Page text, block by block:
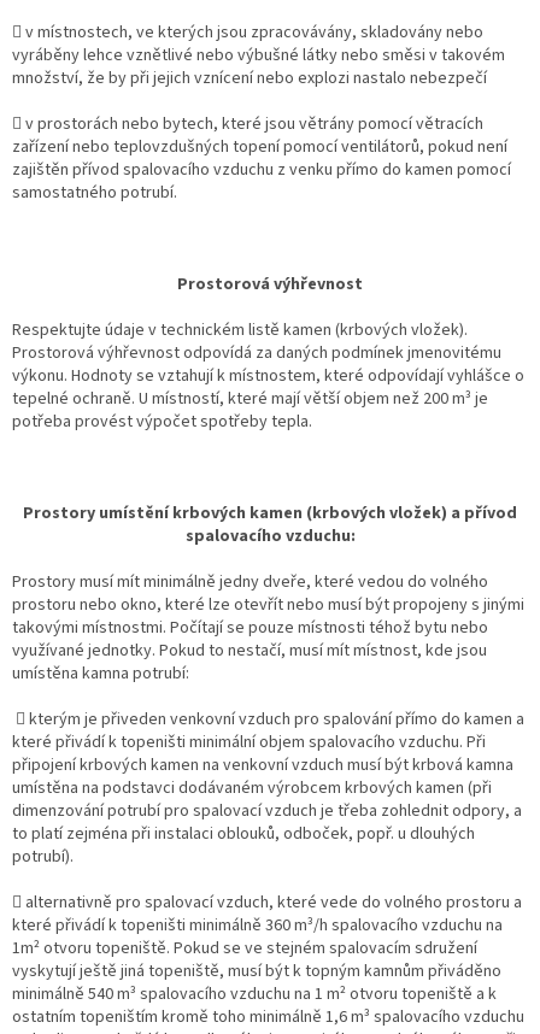
 v místnostech, ve kterých jsou zpracovávány, skladovány nebo
vyráběny lehce vznětlivé nebo výbušné látky nebo směsi v takovém
množství, že by při jejich vznícení nebo explozi nastalo nebezpečí
 v prostorách nebo bytech, které jsou větrány pomocí větracích
zařízení nebo teplovzdušných topení pomocí ventilátorů, pokud není
zajištěn přívod spalovacího vzduchu z venku přímo do kamen pomocí
samostatného potrubí.
Prostorová výhřevnost
Respektujte údaje v technickém listě kamen (krbových vložek).
Prostorová výhřevnost odpovídá za daných podmínek jmenovitému
výkonu. Hodnoty se vztahují k místnostem, které odpovídají vyhlášce o
tepelné ochraně. U místností, které mají větší objem než 200 m³ je
potřeba provést výpočet spotřeby tepla.
Prostory umístění krbových kamen (krbových vložek) a přívod
spalovacího vzduchu:
Prostory musí mít minimálně jedny dveře, které vedou do volného
prostoru nebo okno, které lze otevřít nebo musí být propojeny s jinými
takovými místnostmi. Počítají se pouze místnosti téhož bytu nebo
využívané jednotky. Pokud to nestačí, musí mít místnost, kde jsou
umístěna kamna potrubí:
 kterým je přiveden venkovní vzduch pro spalování přímo do kamen a
které přivádí k topeništi minimální objem spalovacího vzduchu. Při
připojení krbových kamen na venkovní vzduch musí být krbová kamna
umístěna na podstavci dodávaném výrobcem krbových kamen (při
dimenzování potrubí pro spalovací vzduch je třeba zohlednit odpory, a
to platí zejména při instalaci oblouků, odboček, popř. u dlouhých
potrubí).
 alternativně pro spalovací vzduch, které vede do volného prostoru a
které přivádí k topeništi minimálně 360 m³/h spalovacího vzduchu na
1m² otvoru topeniště. Pokud se ve stejném spalovacím sdružení
vyskytují ještě jiná topeniště, musí být k topným kamnům přiváděno
minimálně 540 m³ spalovacího vzduchu na 1 m² otvoru topeniště a k
ostatním topeništím kromě toho minimálně 1,6 m³ spalovacího vzduchu